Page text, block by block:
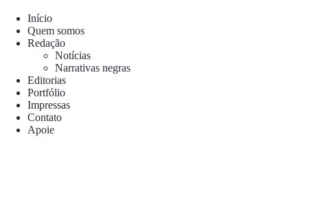
para
conteúdo
Início
Quem somos
Redação
Notícias
Narrativas negras
Editorias
Portfólio
Impressas
Contato
Apoie